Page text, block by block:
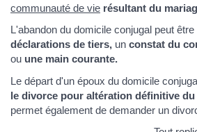
communauté de vie résultant du
L'abandon du domicile conjugal peut
déclarations de tiers, un constat du
ou une main courante.
Le départ d'un époux du domicile
le divorce pour altération définitive
permet également de demander un